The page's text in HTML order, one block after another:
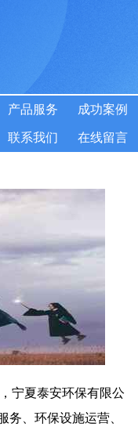
产品服务 成功案例
联系我们 在线留言
宁夏泰安环保有限公
务、环保设施运营、